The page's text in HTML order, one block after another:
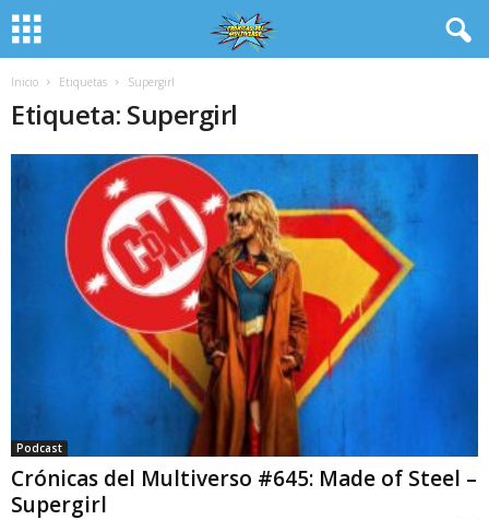
Inicio Etiquetas Supergirl
Etiqueta: Supergirl
Podcast
Crónicas del Multiverso #645: Made of Steel –
Supergirl